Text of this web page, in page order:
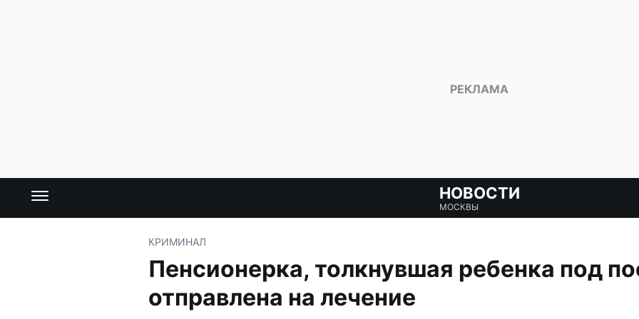
НОВОСТИ
МОСКВЫ
КРИМИНАЛ
Пенсионерка, толкнувшая ребенка под
отправлена на лечение